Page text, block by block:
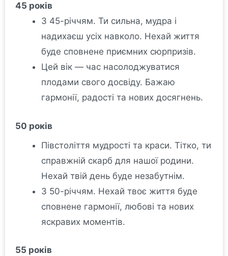
45 років
З 45-річчям. Ти сильна, мудра і
надихаєш усіх навколо. Нехай життя
буде сповнене приємних сюрпризів.
Цей вік — час насолоджуватися
плодами свого досвіду. Бажаю
гармонії, радості та нових досягнень.
50 років
Півстоліття мудрості та краси. Тітко, ти
справжній скарб для нашої родини.
Нехай твій день буде незабутнім.
З 50-річчям. Нехай твоє життя буде
сповнене гармонії, любові та нових
яскравих моментів.
55 років